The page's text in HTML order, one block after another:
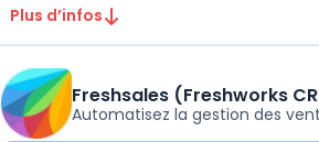
Plus d’infos
Freshsales (Freshworks
Automatisez la gestion des